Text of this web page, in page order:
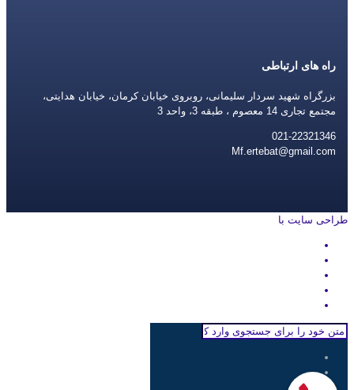
راه های ارتباطی
بزرگراه شهید سردار سلیمانی، روبروی خیابان کرمان، خیابان هدایتی،
مجتمع تجاری 14 معصوم ، طبقه 3، واحد 3
021-22321346
Mf.ertebat@gmail.com
طراحی سایت با